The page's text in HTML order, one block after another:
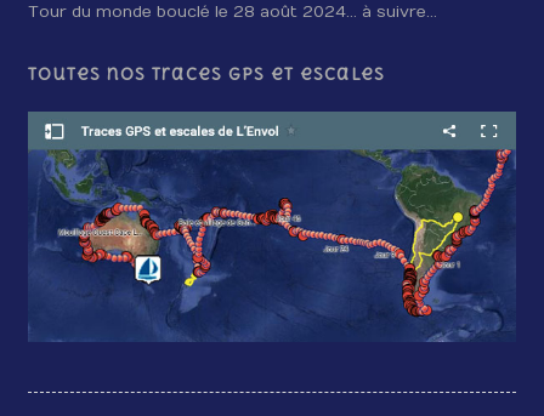
Tour du monde bouclé le 28 août 2024… à suivre…
Toutes nos traces GPS et escales